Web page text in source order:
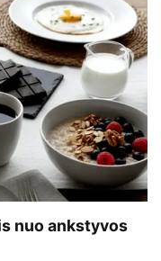
nuo ankstyvos